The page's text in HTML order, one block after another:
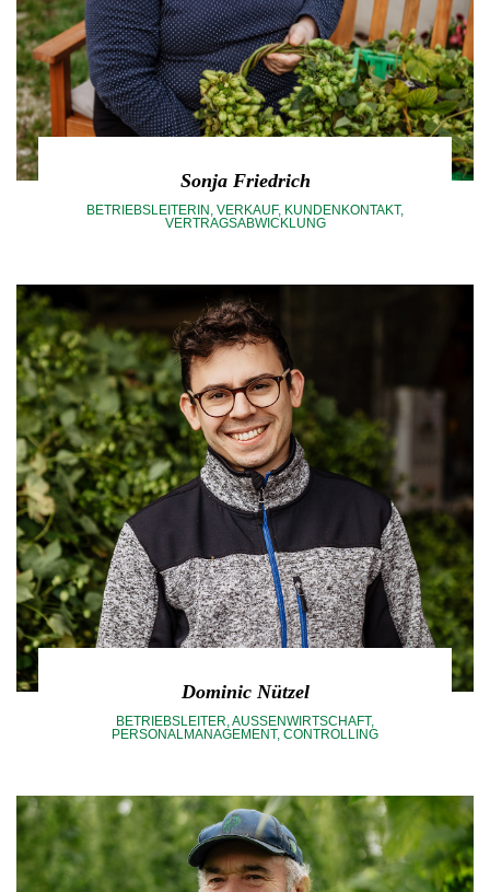
Sonja Friedrich
BETRIEBSLEITERIN, VERKAUF, KUNDENKONTAKT,
VERTRAGSABWICKLUNG
Dominic Nützel
BETRIEBSLEITER, AUSSENWIRTSCHAFT, P
ERSONALMANAGEMENT, CONTROLLING